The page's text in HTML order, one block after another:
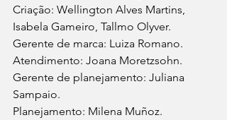
Criação: Wellington Alves Martins,
Isabela Gameiro, Tallmo Olyver.
Gerente de marca: Luiza Romano.
Atendimento: Joana Moretzsohn.
Gerente de planejamento: Juliana
Sampaio.
Planejamento: Milena Muñoz.